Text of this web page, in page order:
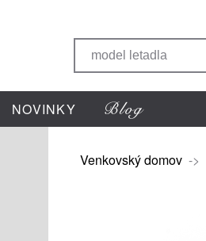
NOVINKY
Venkovský domov ->